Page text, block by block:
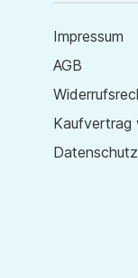
Impressum
AGB
Kaufvertrag